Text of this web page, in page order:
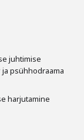
juhtimise
psühhodraama
harjutamine